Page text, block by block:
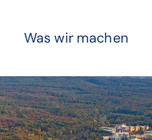
Was wir machen